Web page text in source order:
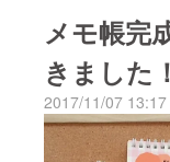
メモ帳完
きました！
2017/11/07 13:17